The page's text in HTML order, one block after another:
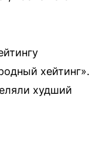
хейтинг».
худший